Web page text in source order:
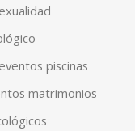
piscinas
matrimonios